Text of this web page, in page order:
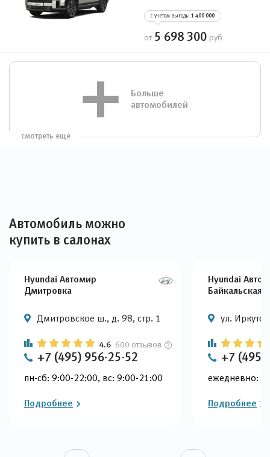
с учетом выгоды 1 400 000
от 5 698 300 руб
Больше
автомобилей
смотреть еще
Автомобиль можно
купить в салонах
Hyundai Автомир
Дмитровка
Дмитровское ш., д. 98, стр. 1
4.6 600 отзывов
+7 (495) 956-25-52
пн-сб: 9:00-22:00, вс: 9:00-21:00
Подробнее
Hyundai
Байкальская
ул.
+7 (495)
ежедневно:
Подробнее